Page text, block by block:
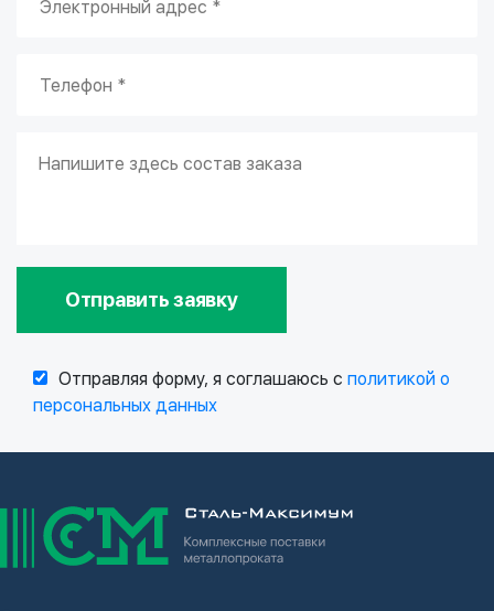
Отправить заявку
Отправляя форму, я соглашаюсь с политикой о
персональных данных